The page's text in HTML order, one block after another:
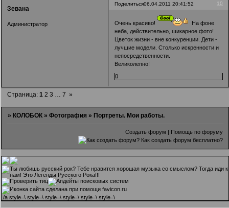
Поделиться 10
06.04.2011 20:41:52
Зевана
Администратор Очень красиво!
На фоне
неба, действительно, шикарное фото!
Цветок жизни - вне конкуренции. Дети -
лучшие модели. Столько искренности и
непосредственности.
Великолепно!
0
Страница:1 2 3 7 »
» КОЛОБОК »Фотография » Портреты. Мои работы.
Создать форум | Помощь по форуму
/a style=\ style=\ style=\ style=\ style=\ style=\